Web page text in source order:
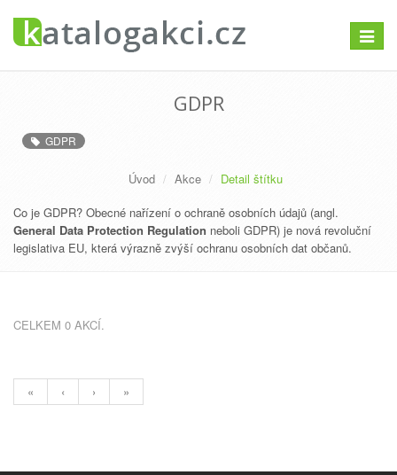
GDPR
GDPR
Úvod Akce
Detail štítku
Co je GDPR? Obecné nařízení o ochraně osobních údajů (angl.
General Data Protection Regulation neboli GDPR) je nová revoluční
legislativa EU, která výrazně zvýší ochranu osobních dat občanů.
CELKEM 0 AKCÍ.
« ‹ › »